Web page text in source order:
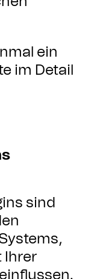
ein
im Detail
sind
Ihrer